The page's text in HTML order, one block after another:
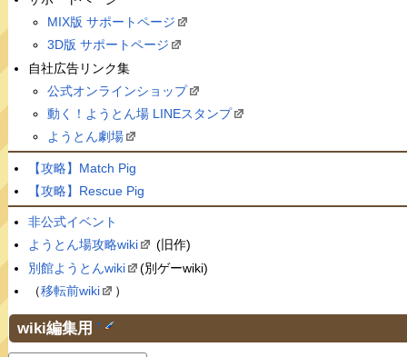
MIX版 サポートページ
3D版 サポートページ
自社広告リンク集
公式オンラインショップ
動く！ようとん場 LINEスタンプ
ようとん劇場
【攻略】Match Pig
【攻略】Rescue Pig
非公式イベント
ようとん場攻略wiki
(旧作)
別館ようとんwiki
(別ゲーwiki)
（移転前wiki ）
wiki編集用 †